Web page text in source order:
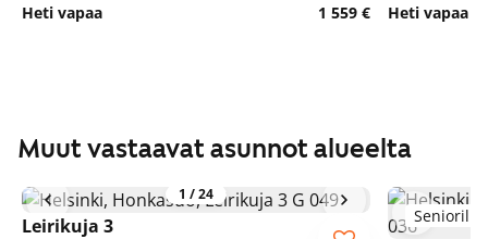
Heti vapaa 1 559 €
Heti vapaa
Muut vastaavat asunnot alueelta
1 /24
Leirikuja 3 Seniorille